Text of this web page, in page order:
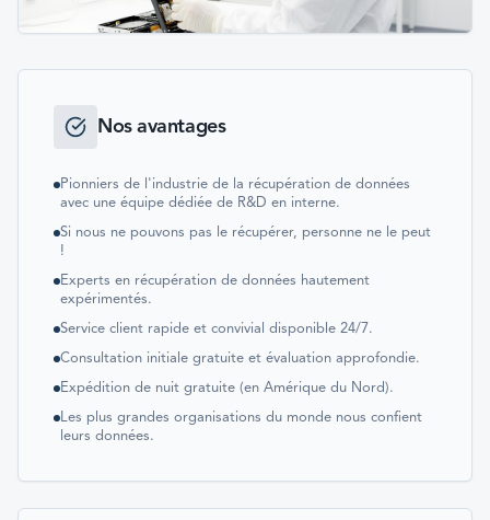
Nos avantages
Pionniers de l'industrie de la récupération de données
avec une équipe dédiée de R&D en interne.
Si nous ne pouvons pas le récupérer, personne ne le peut
!
Experts en récupération de données hautement
expérimentés.
Service client rapide et convivial disponible 24/7.
Consultation initiale gratuite et évaluation approfondie.
Expédition de nuit gratuite (en Amérique du Nord).
Les plus grandes organisations du monde nous confient
leurs données.